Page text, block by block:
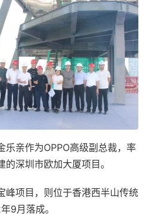
乐亲作为OPPO高级副总裁，率
深圳市欧加大厦项目。
峰项目，则位于香港西半山传统
9月落成。